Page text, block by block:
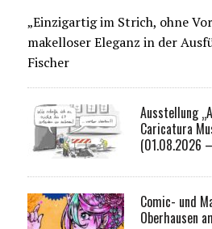
„Einzigartig im Strich, ohne
makelloser Eleganz in der
Fischer
Ausstellung
Caricatura
(01.08.2026
Comic- und
Oberhausen